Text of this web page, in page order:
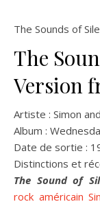
The Sounds of
The
Version
Artiste : Simon
Album :
Date de sortie :
Distinctions et
The Sound of
rock américain